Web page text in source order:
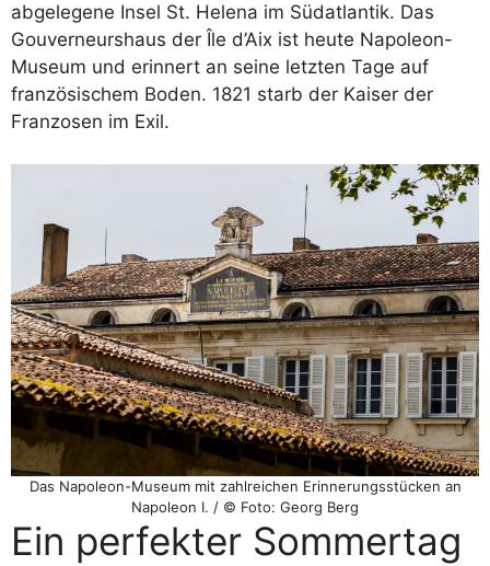
abgelegene Insel St. Helena im Südatlantik. Das
Gouverneurshaus der Île d’Aix ist heute Napoleon-
Museum und erinnert an seine letzten Tage auf
französischem Boden. 1821 starb der Kaiser der
Franzosen im Exil.
Das Napoleon-Museum mit zahlreichen Erinnerungsstücken an
Napoleon I. / © Foto: Georg Berg
Ein perfekter Sommertag